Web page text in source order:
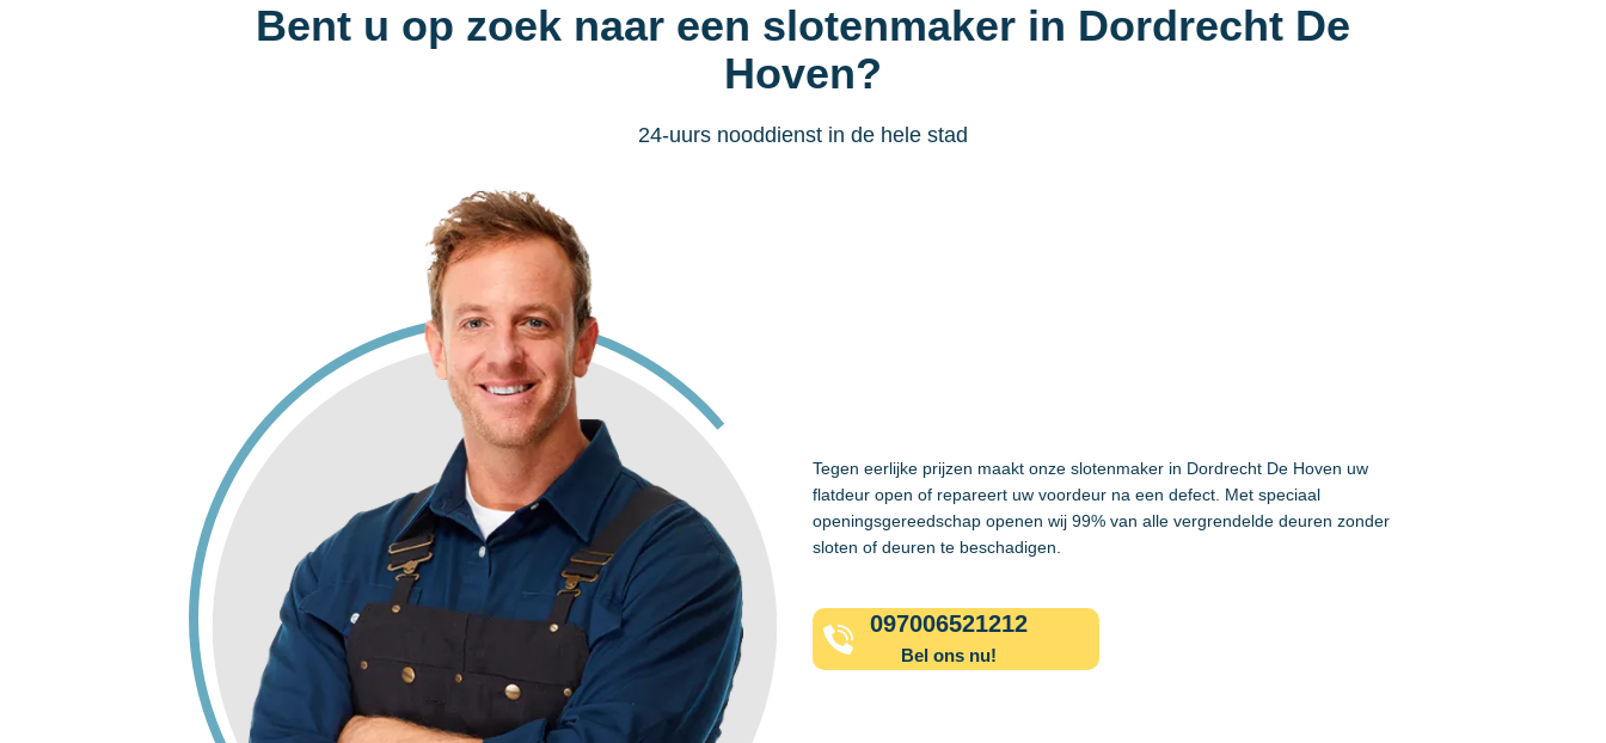
Bent u op zoek naar een slotenmaker in Dordrecht De
Hoven?
24-uurs nooddienst in de hele stad
Tegen eerlijke prijzen maakt onze slotenmaker in Dordrecht De Hoven uw
flatdeur open of repareert uw voordeur na een defect. Met speciaal
openingsgereedschap openen wij 99% van alle vergrendelde deuren zonder
sloten of deuren te beschadigen.
097006521212
Bel ons nu!